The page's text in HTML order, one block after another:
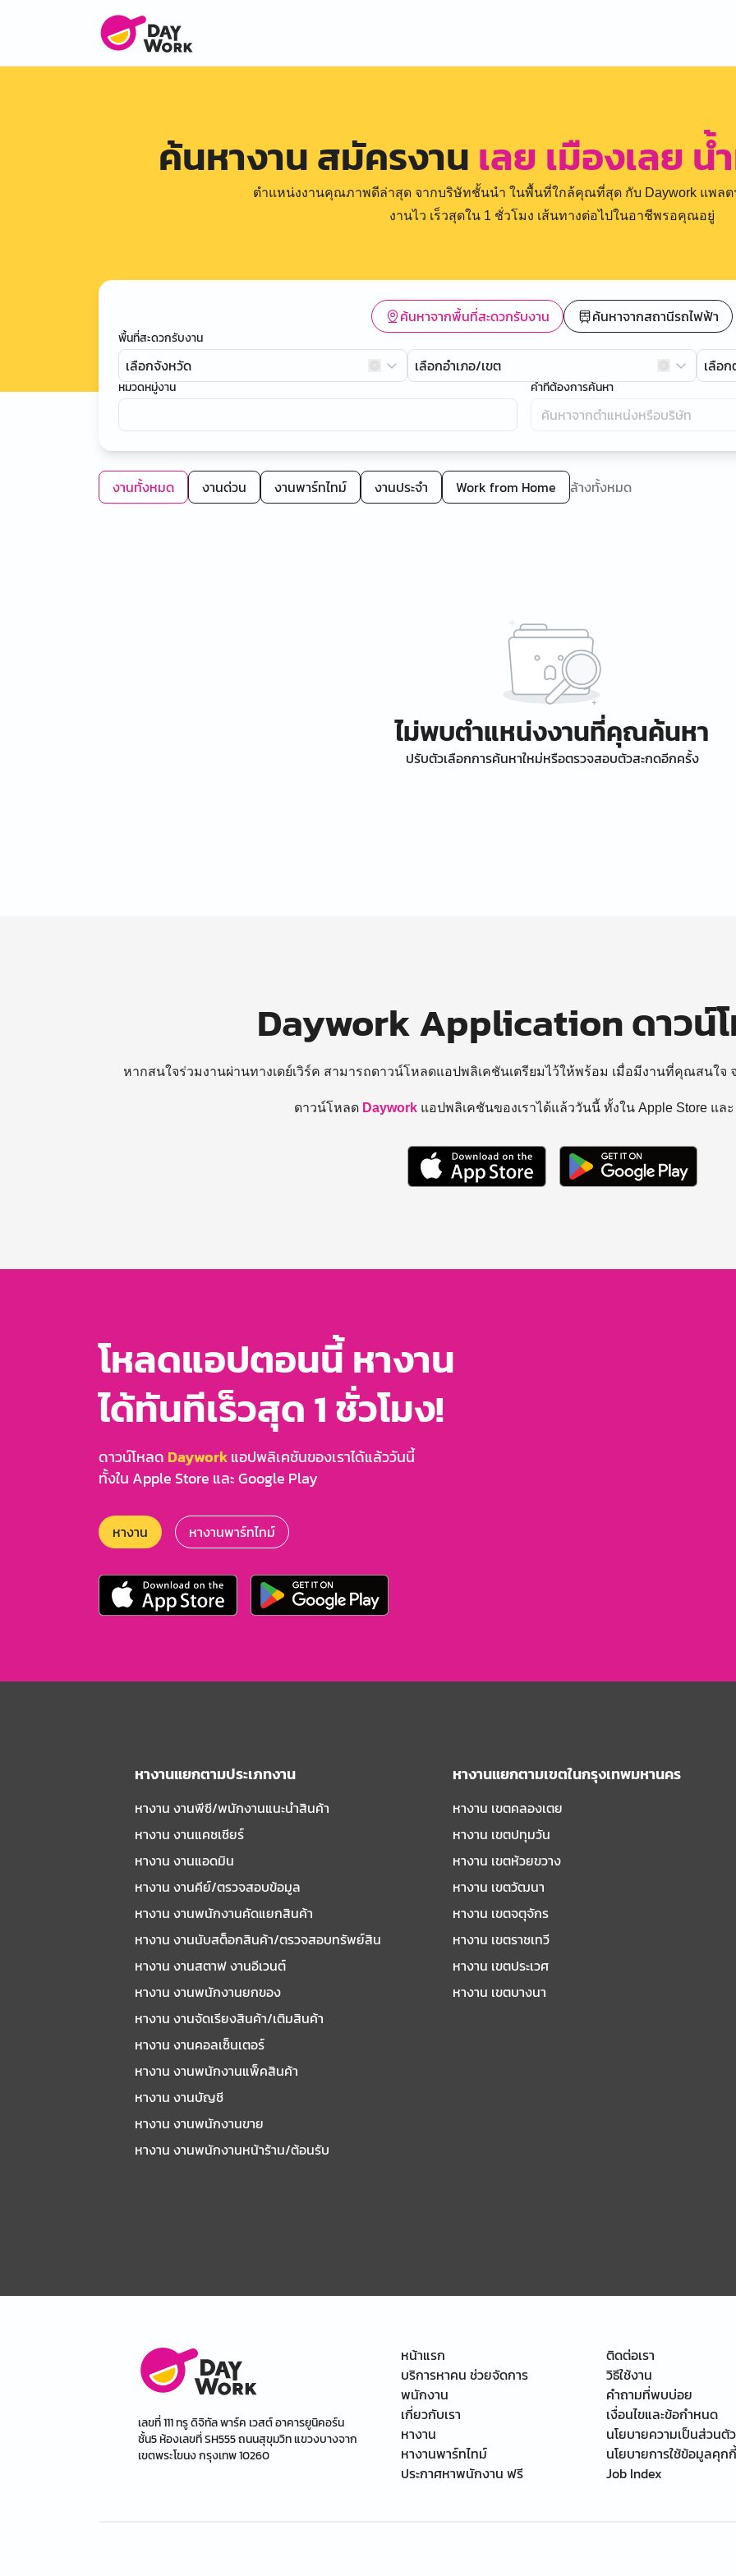
ค้นหางาน สมัครงาน เลย เมืองเลย น้
ตำแหน่งงานคุณภาพดีล่าสุด จากบริษัทชั้นนำ ในพื้นที่ใกล้คุณที่สุด กับ Daywork แพล
งานไว เร็วสุดใน 1 ชั่วโมง เส้นทางต่อไปในอาชีพรอคุณอยู่
ค้นหาจากพื้นที่สะดวกรับงาน ค้นหาจากสถานีรถไฟฟ้า
พื้นที่สะดวกรับงาน
เลือกจังหวัด เลือกอำเภอ/เขต เลือ
หมวดหมู่งาน คำที่ต้องการค้นหา
งานทั้งหมด งานด่วน งานพาร์ทไทม์ งานประจำ Work from Home ล้างทั้งหมด
ไม่พบตำแหน่งงานที่คุณค้นหา
ปรับตัวเลือกการค้นหาใหม่หรือตรวจสอบตัวสะกดอีกครั้ง
Daywork Application ดาวน์
หากสนใจร่วมงานผ่านทางเดย์เวิร์ค สามารถดาวน์โหลดแอปพลิเคชันเตรียมไว้ให้พร้อม เมื่อมีงานที่คุณสนใจ
ดาวน์โหลด Daywork แอปพลิเคชันของเราได้แล้ววันนี้ ทั้งใน Apple Store และ
โหลดแอปตอนนี้ หางาน
ได้ทันทีเร็วสุด 1 ชั่วโมง!
ดาวน์โหลด Dayworkแอปพลิเคชันของเราได้แล้ววันนี้
ทั้งใน Apple Store และ Google Play
หางาน หางานพาร์ทไทม์
หางานแยกตามประเภทงาน
หางาน งานพีซี/พนักงานแนะนําสินค้า
หางาน งานแคชเชียร์
หางาน งานแอดมิน
หางาน งานคีย์/ตรวจสอบข้อมูล
หางาน งานพนักงานคัดแยกสินค้า
หางาน งานนับสต็อกสินค้า/ตรวจสอบทรัพย์สิน
หางาน งานสตาฟ งานอีเวนต์
หางาน งานพนักงานยกของ
หางาน งานจัดเรียงสินค้า/เติมสินค้า
หางาน งานคอลเซ็นเตอร์
หางาน งานพนักงานแพ็คสินค้า
หางาน งานบัญชี
หางาน งานพนักงานขาย
หางาน งานพนักงานหน้าร้าน/ต้อนรับ
หางานแยกตามเขตในกรุงเทพมหานคร
หางาน เขตคลองเตย
หางาน เขตปทุมวัน
หางาน เขตห้วยขวาง
หางาน เขตวัฒนา
หางาน เขตจตุจักร
หางาน เขตราชเทวี
หางาน เขตประเวศ
หางาน เขตบางนา
เลขที่ 111 ทรู ดิจิทัล พาร์ค เวสต์ อาคารยูนิคอร์น
ชั้น5 ห้องเลขที่ SH555 ถนนสุขุมวิท แขวงบางจาก
เขตพระโขนง กรุงเทพ 10260
หน้าแรก
บริการหาคน ช่วยจัดการ
พนักงาน
เกี่ยวกับเรา
หางาน
หางานพาร์ทไทม์
ประกาศหาพนักงาน ฟรี
ติดต่อเรา
วิธีใช้งาน
คำถามที่พบบ่อย
เงื่อนไขและข้อกำหนด
นโยบายความเป็นส่วนตัว
นโยบายการใช้ข้อมูลคุกกี้
Job Index